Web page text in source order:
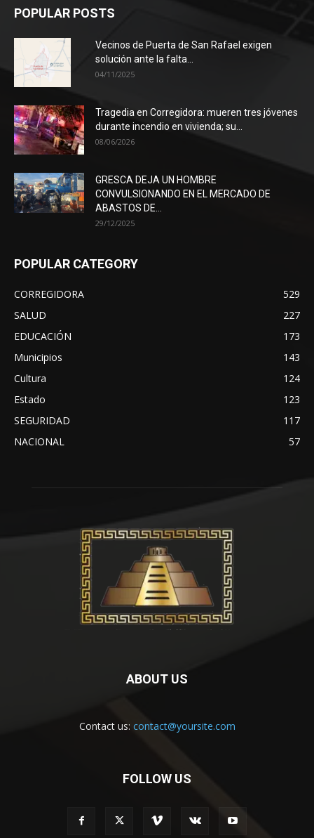
POPULAR POSTS
Vecinos de Puerta de San Rafael exigen
solución ante la falta...
04/11/2025
Tragedia en Corregidora: mueren tres jóvenes
durante incendio en vivienda; su...
08/06/2026
GRESCA DEJA UN HOMBRE
CONVULSIONANDO EN EL MERCADO DE
ABASTOS DE...
29/12/2025
POPULAR CATEGORY
CORREGIDORA
529
SALUD
227
EDUCACIÓN
173
Municipios
143
Cultura
124
Estado
123
SEGURIDAD
117
NACIONAL
57
ABOUT US
Contact us: contact@yoursite.com
FOLLOW US